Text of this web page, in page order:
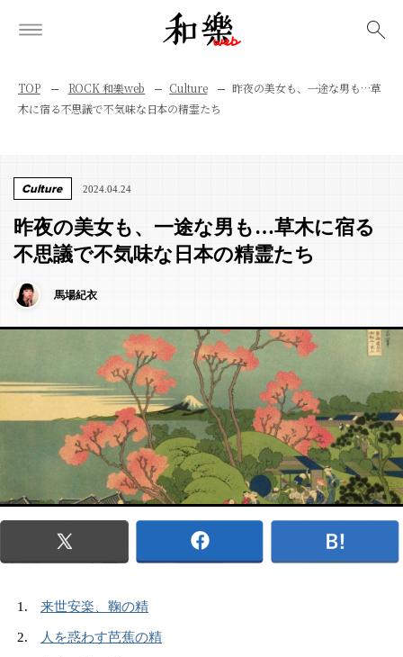
TOP ROCK 和樂web Culture
昨夜の美女も、一途な男も…草
木に宿る不思議で不気味な日本の精霊たち
Culture 2024.04.24
昨夜の美女も、一途な男も…草木に宿る
不思議で不気味な日本の精霊たち
馬場紀衣
来世安楽、鞠の精
人を惑わす芭蕉の精